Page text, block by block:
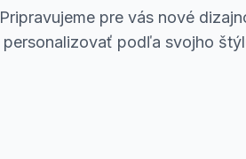
Pripravujeme pre vás nové
personalizovať podľa svojho